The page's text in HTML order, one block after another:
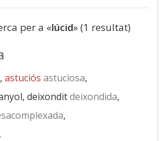
per a «lúcid» (1 resultat)
, astuciós astuciosa,
deixonditdeixondida,
,
,